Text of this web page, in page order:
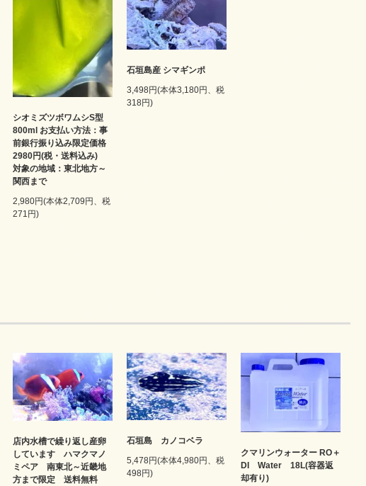
シオミズツボワムシS型
800ml お支払い方法：事
前銀行振り込み限定価格
2980円(税・送料込み)
対象の地域：東北地方～
関西まで
2,980円(本体2,709円、税
271円)
石垣島産 シマギンポ
3,498円(本体3,180円、税
318円)
店内水槽で繰り返し産卵
しています ハマクマノ
ミペア 南東北～近畿地
方まで限定 送料無料
石垣島 カノコベラ
5,478円(本体4,980円、税
498円)
クマリンウォーター RO＋
DI Water 18L(容器返
却有り)